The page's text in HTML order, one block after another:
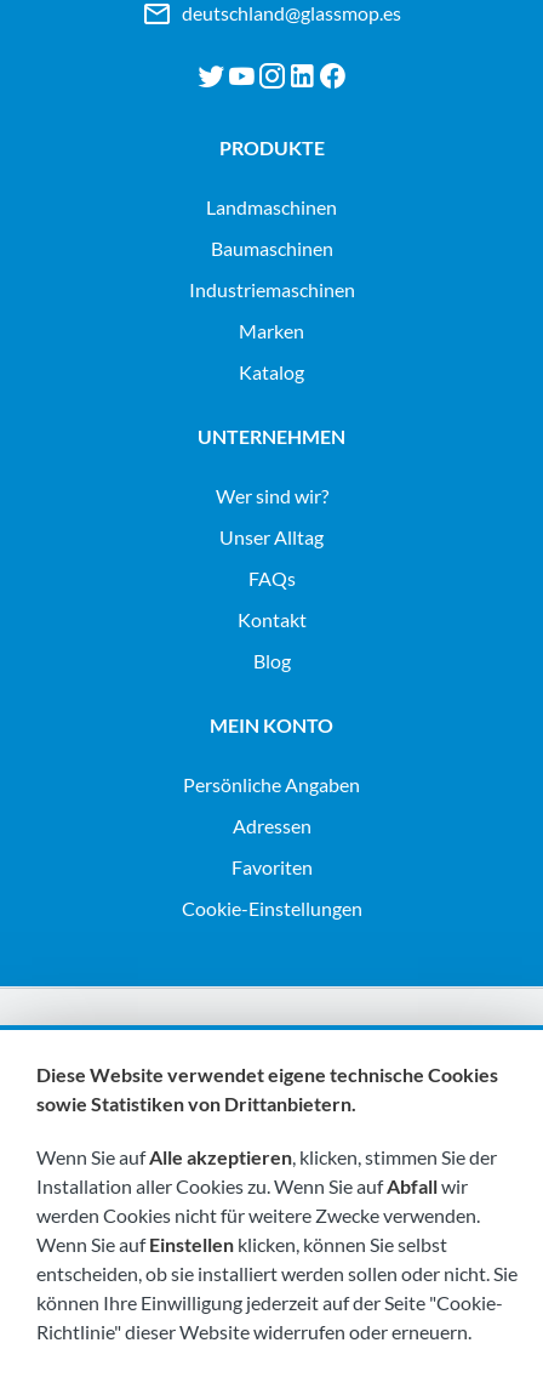
deutschland@glassmop.es
PRODUKTE
landmaschinen
baumaschinen
industriemaschinen
Marken
Katalog
UNTERNEHMEN
Wer sind wir?
Unser Alltag
FAQs
Kontakt
Blog
MEIN KONTO
Persönliche Angaben
Adressen
Favoriten
Cookie-Einstellungen
Wir sind Mitglieder von:
Besuchen Sie uns bald unter:
Diese Website verwendet eigene technische Cookies
sowie Statistiken von Drittanbietern.
Wenn Sie aufAlle akzeptieren, klicken, stimmen Sie der
Installation aller Cookies zu. Wenn Sie aufAbfallwir
werden Cookies nicht für weitere Zwecke verwenden.
Wenn Sie aufEinstellen klicken, können Sie selbst
entscheiden, ob sie installiert werden sollen oder nicht. Sie
können Ihre Einwilligung jederzeit auf der Seite "Cookie-
Richtlinie" dieser Website widerrufen oder erneuern.